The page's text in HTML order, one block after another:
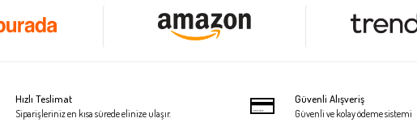
Hızlı Teslimat
Siparişleriniz en kısa sürede elinize ulaşır.
Güvenli Alışveriş
Güvenli ve kolay ödeme sistemi